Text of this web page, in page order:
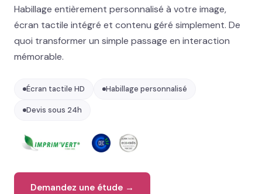
Réalisations
Blog
02 78 77 53 93
Devis gratuit →
Habillage entièrement personnalisé à votre image,
écran tactile intégré et contenu géré simplement. De
quoi transformer un simple passage en interaction
mémorable.
Écran tactile HD Habillage personnalisé
Devis sous 24h
Demandez une étude →